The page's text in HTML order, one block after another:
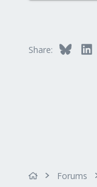
Share: Bluesky
Forums